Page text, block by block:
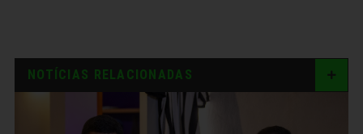
NOTÍCIAS RELACIONADAS